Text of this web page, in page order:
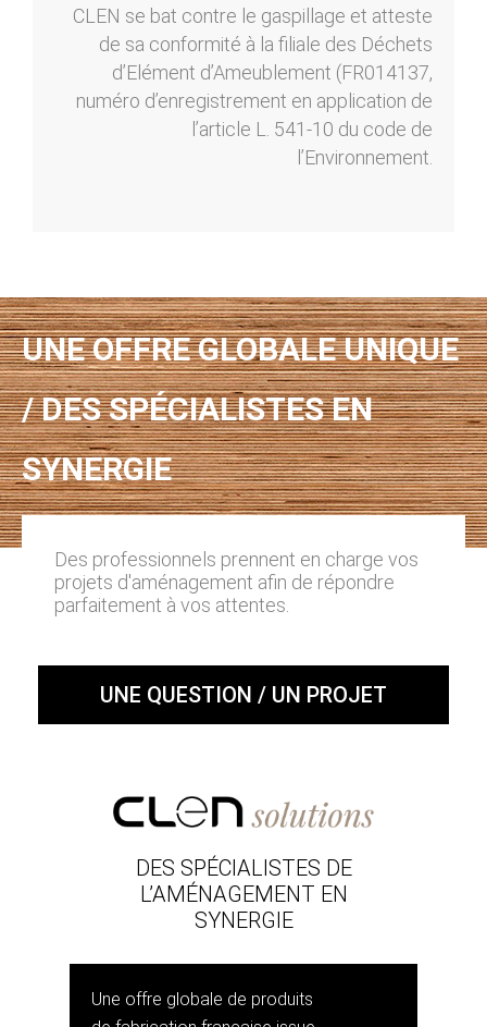
CLEN se bat contre le gaspillage et atteste
de sa conformité à la filiale des Déchets
d’Elément d’Ameublement (FR014137,
numéro d’enregistrement en application de
l’article L. 541-10 du code de
l’Environnement.
UNE OFFRE GLOBALE UNIQUE
/ DES SPÉCIALISTES EN
SYNERGIE
Des professionnels prennent en charge vos
projets d'aménagement afin de répondre
parfaitement à vos attentes.
UNE QUESTION / UN PROJET
DES SPÉCIALISTES DE
L’AMÉNAGEMENT EN
SYNERGIE
Une offre globale de produits